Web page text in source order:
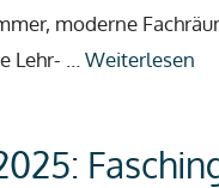
moderne
Lehr- … Weiterlesen